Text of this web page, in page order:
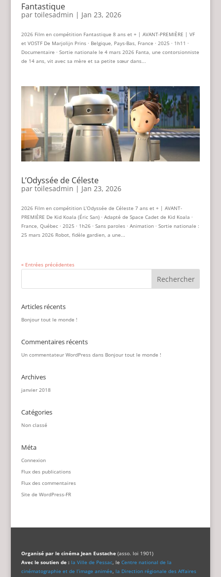
Fantastique
par toilesadmin | Jan 23, 2026
2026 Film en compétition Fantastique 8 ans et + | AVANT-PREMIÈRE | VF
et VOSTF De Marjolijn Prins · Belgique, Pays-Bas, France · 2025 · 1h11 ·
Documentaire · Sortie nationale le 4 mars 2026 Fanta, une contorsionniste
de 14 ans, vit avec sa mère et sa petite sœur dans...
L’Odyssée de Céleste
par toilesadmin | Jan 23, 2026
2026 Film en compétition L’Odyssée de Céleste 7 ans et + | AVANT-
PREMIÈRE De Kid Koala (Éric San) · Adapté de Space Cadet de Kid Koala ·
France, Québec · 2025 · 1h26 · Sans paroles · Animation · Sortie nationale :
25 mars 2026 Robot, fidèle gardien, a une...
« Entrées précédentes
Articles récents
Bonjour tout le monde !
Commentaires récents
Un commentateur WordPressdans Bonjour tout le monde !
Archives
janvier 2018
Catégories
Non classé
Méta
Connexion
Flux des publications
Flux des commentaires
Site de WordPress-FR
Organisé par le cinéma Jean Eustache(asso. loi 1901)
Avec le soutien de : la Ville de Pessac, le Centre national de la
cinématographie et de l’image animée, la Direction régionale des Affaires